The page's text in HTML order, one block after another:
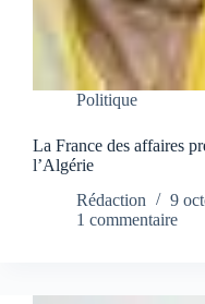
Politique
La France des affaires
l’Algérie
Rédaction
9
1 commentaire